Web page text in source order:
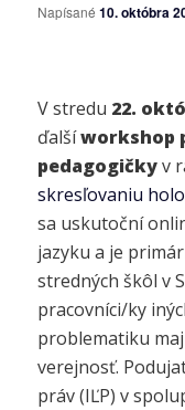
Napísané10. októbra
V stredu 22.
ďalšíworkshop
pedagogičkyv
skresľovaniu
sa uskutoční
jazyku a je
stredných škôl v
pracovníci/ky
problematiku
verejnosť.
práv (IĽP) v